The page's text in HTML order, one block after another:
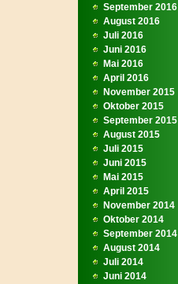
September 2016
August 2016
Juli 2016
Juni 2016
Mai 2016
April 2016
November 2015
Oktober 2015
September 2015
August 2015
Juli 2015
Juni 2015
Mai 2015
April 2015
November 2014
Oktober 2014
September 2014
August 2014
Juli 2014
Juni 2014